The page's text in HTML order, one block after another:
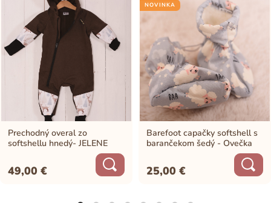
Prechodný overal zo
softshellu hnedý- JELENE
49,00€
NOVINKA
Barefoot capačky softshell s
barančekom šedý - Ovečka
25,00€